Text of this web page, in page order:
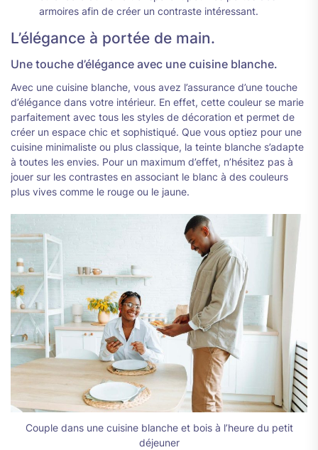
armoires afin de créer un contraste intéressant.
L’élégance à portée de main.
Une touche d’élégance avec une cuisine blanche.
Avec une cuisine blanche, vous avez l’assurance d’une touche
d’élégance dans votre intérieur. En effet, cette couleur se marie
parfaitement avec tous les styles de décoration et permet de
créer un espace chic et sophistiqué. Que vous optiez pour une
cuisine minimaliste ou plus classique, la teinte blanche s’adapte
à toutes les envies. Pour un maximum d’effet, n’hésitez pas à
jouer sur les contrastes en associant le blanc à des couleurs
plus vives comme le rouge ou le jaune.
Couple dans une cuisine blanche et bois à l’heure du petit
déjeuner